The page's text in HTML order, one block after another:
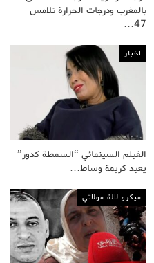
بالمغرب ودرجات الحرارة تلامس
47…
اخبار
الفيلم السينمائي “السمطة كدور”
يعيد كريمة وساط…
ميكرو لالة مولاتي